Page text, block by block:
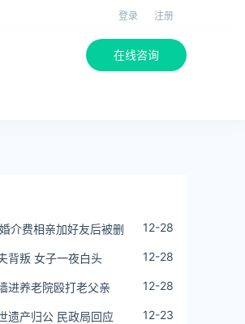
登录 注册
在线咨询
介费相亲加好友后被删 12-28
背叛 女子一夜白头 12-28
进养老院殴打老父亲 12-28
遗产归公 民政局回应 12-23